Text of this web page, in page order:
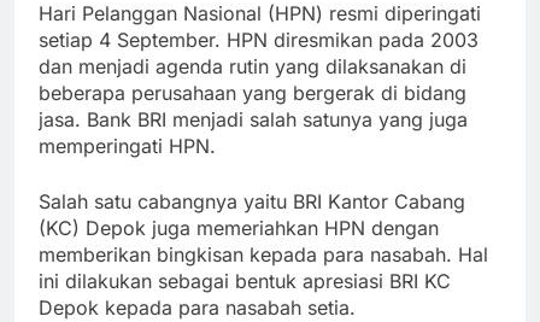
Hari Pelanggan Nasional (HPN) resmi diperingati
setiap 4 September. HPN diresmikan pada 2003
dan menjadi agenda rutin yang dilaksanakan di
beberapa perusahaan yang bergerak di bidang
jasa. Bank BRI menjadi salah satunya yang juga
memperingati HPN.
Salah satu cabangnya yaitu BRI Kantor Cabang
(KC) Depok juga memeriahkan HPN dengan
memberikan bingkisan kepada para nasabah. Hal
ini dilakukan sebagai bentuk apresiasi BRI KC
Depok kepada para nasabah setia.